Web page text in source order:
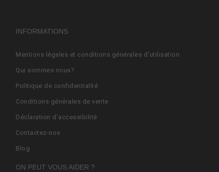
INFORMATIONS
Mentions légales et conditions générales d'utilisation
Qui sommes nous?
Politique de confidentialité
Conditions générales de vente
Déclaration d'accessibilité
Contactez-nos
Blog
ON PEUT VOUS AIDER ?